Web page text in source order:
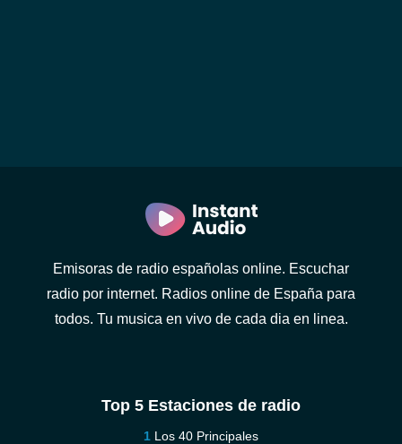
Emisoras de radio españolas online. Escuchar
radio por internet. Radios online de España para
todos. Tu musica en vivo de cada dia en linea.
Top 5 Estaciones de radio
Los 40 Principales